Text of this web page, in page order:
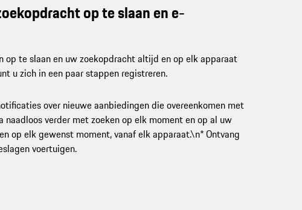
op te slaan en e-
te slaan en uw zoekopdracht altijd en op elk apparaat
u zich in een paar stappen registreren.
over nieuwe aanbiedingen die overeenkomen met
verder met zoeken op elk moment en op al uw
op elk gewenst moment, vanaf elk apparaat.\n* Ontvang
voertuigen.